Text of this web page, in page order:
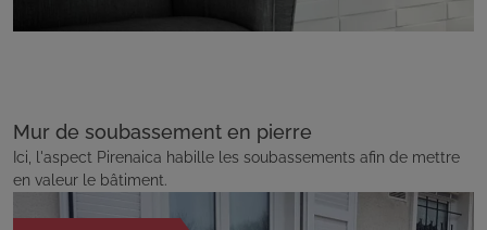
Mur de soubassement en pierre
Ici, l'aspect Pirenaica habille les soubassements afin de mettre
en valeur le bâtiment.